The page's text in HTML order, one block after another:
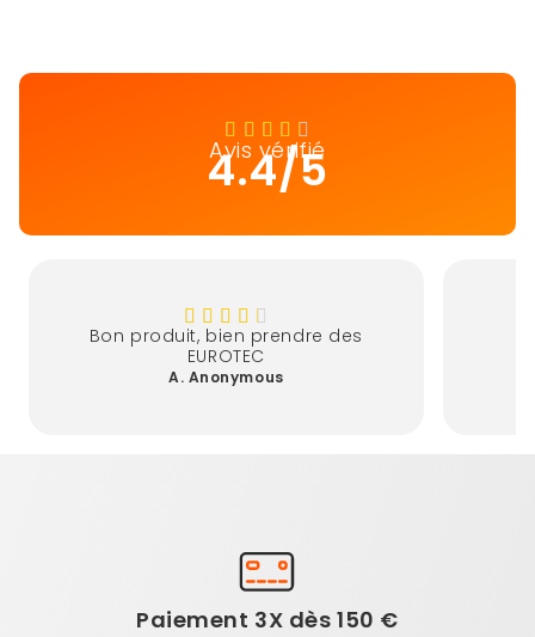
Avis vérifié
4.4/5
Bon produit, bien prendre des
EUROTEC
A. Anonymous
Paiement 3X dès 150 €